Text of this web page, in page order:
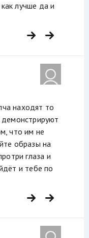
лучше да и
находят то
что им не
образы на
глаза и
и тебе по